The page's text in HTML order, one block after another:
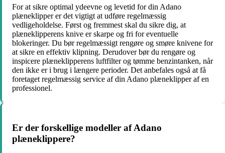
For at sikre optimal ydeevne og levetid for din Adano
plæneklipper er det vigtigt at udføre regelmæssig
vedligeholdelse. Først og fremmest skal du sikre dig, at
plæneklipperens knive er skarpe og fri for eventuelle
blokeringer. Du bør regelmæssigt rengøre og smøre knivene for
at sikre en effektiv klipning. Derudover bør du rengøre og
inspicere plæneklipperens luftfilter og tømme benzintanken, når
den ikke er i brug i længere perioder. Det anbefales også at få
foretaget regelmæssig service af din Adano plæneklipper af en
professionel.
Er der forskellige modeller af Adano
plæneklippere?